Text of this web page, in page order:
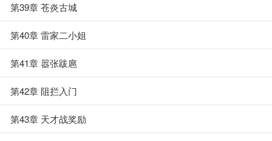
第39章 苍炎古城
第40章 雷家二小姐
第41章 嚣张跋扈
第42章 阻拦入门
第43章 天才战奖励